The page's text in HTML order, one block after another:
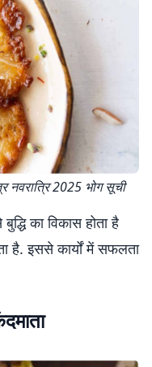
2025 भोग सूची
का विकास होता है
है. इससे कार्यों में सफलता